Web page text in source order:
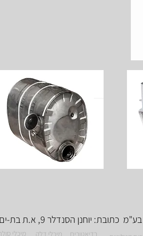
הסנדלר 9, א.ת בת-ים 5911202. טל'. 1-700-700-938
מיכלי סולר מיכלי דלק רדיאטורים